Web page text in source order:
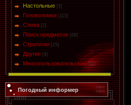
Настольные [5]
Головоломки [115]
Слова [2]
Поиск предметов [68]
Стратегии [15]
Другие [4]
Многопользовательские [21]
Погодный информер